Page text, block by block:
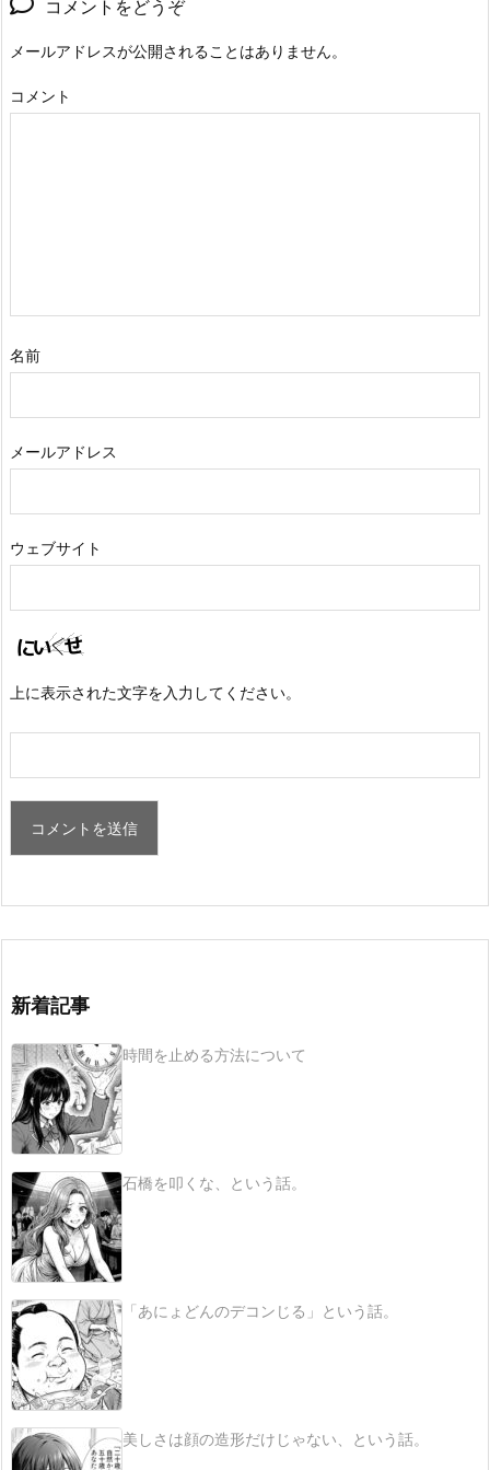
コメントをどうぞ
メールアドレスが公開されることはありません。
コメント
名前
メールアドレス
ウェブサイト
上に表示された文字を入力してください。
新着記事
時間を止める方法について
石橋を叩くな、という話。
「あにょどんのデコンじる」という話。
美しさは顔の造形だけじゃない、という話。